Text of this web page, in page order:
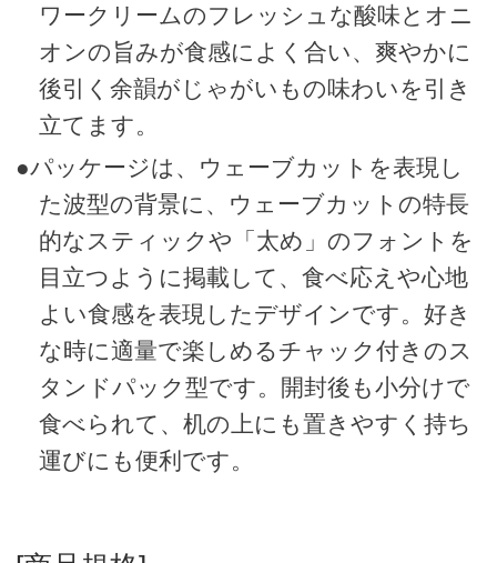
ワークリームのフレッシュな酸味とオニ
オンの旨みが食感によく合い、爽やかに
後引く余韻がじゃがいもの味わいを引き
立てます。
●パッケージは、ウェーブカットを表現し
た波型の背景に、ウェーブカットの特長
的なスティックや「太め」のフォントを
目立つように掲載して、食べ応えや心地
よい食感を表現したデザインです。好き
な時に適量で楽しめるチャック付きのス
タンドパック型です。開封後も小分けで
食べられて、机の上にも置きやすく持ち
運びにも便利です。